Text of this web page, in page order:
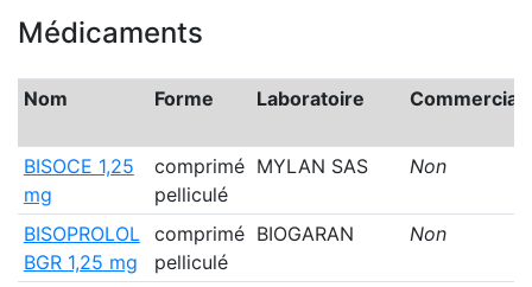
Médicaments
Nom Forme Laboratoire
BISOCE 1,25
mg
comprimé
pelliculé
MYLAN SAS Non
BISOPROLOL
BGR 1,25 mg
comprimé
pelliculé
BIOGARAN Non